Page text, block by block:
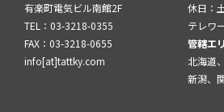
有楽町電気ビル南館2F
TEL：03-3218-0355
FAX：03-3218-0655
info[at]tattky.com
休日：
テレワ
管轄エ
北海道
新潟、